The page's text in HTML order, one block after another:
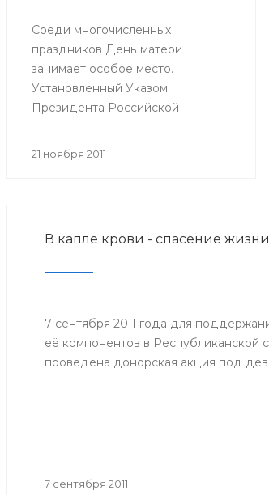
Среди многочисленных
праздников День матери
занимает особое место.
Установленный Указом
Президента Российской
1998 года, он празднуется в
21 ноября 2011
В капле крови - спасение жизни
7 сентября 2011 года для
её компонентов в Республиканской
проведена донорская акция под
7 сентября 2011